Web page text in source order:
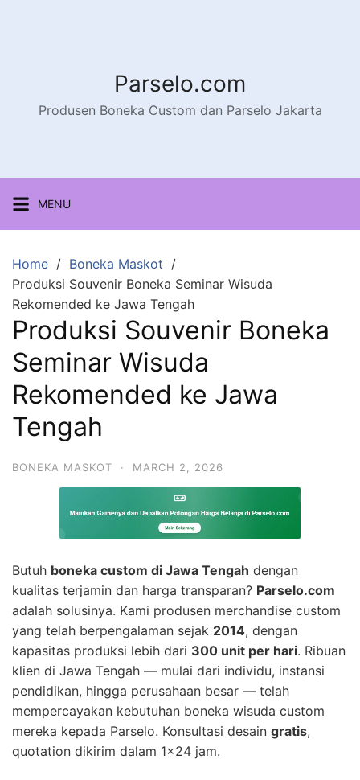
Parselo.com
Produsen Boneka Custom dan Parselo Jakarta
MENU
Home
Boneka Maskot
Produksi Souvenir Boneka Seminar Wisuda
Rekomended ke Jawa Tengah
Produksi Souvenir Boneka
Seminar Wisuda
Rekomended ke Jawa
Tengah
BONEKA MASKOT · MARCH 2, 2026
Butuh boneka custom di Jawa Tengah dengan
kualitas terjamin dan harga transparan? Parselo.com
adalah solusinya. Kami produsen merchandise custom
yang telah berpengalaman sejak 2014, dengan
kapasitas produksi lebih dari 300 unit per hari. Ribuan
klien di Jawa Tengah — mulai dari individu, instansi
pendidikan, hingga perusahaan besar — telah
mempercayakan kebutuhan boneka wisuda custom
mereka kepada Parselo. Konsultasi desain gratis,
quotation dikirim dalam 1×24 jam.